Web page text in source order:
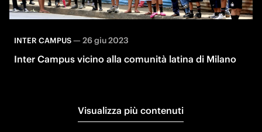
INTER CAMPUS— 26 giu 2023
Inter Campus vicino alla comunità latina di Milano
Visualizza più contenuti